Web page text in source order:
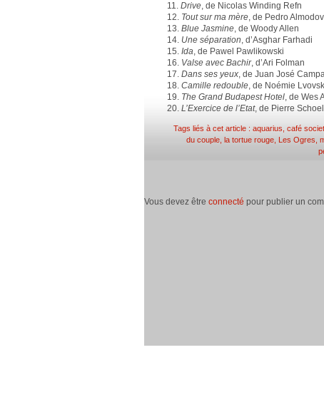
11. Drive, de Nicolas Winding Refn
12. Tout sur ma mère, de Pedro
13. Blue Jasmine, de Woody Allen
14. Une séparation, d’Asghar Farhadi
15. Ida, de Pawel Pawlikowski
16. Valse avec Bachir, d’Ari Folman
17. Dans ses yeux, de Juan José
18. Camille redouble, de Noémie
19. The Grand Budapest Hotel, de Wes
20. L’Exercice de l’Etat, de Pierre
Tags liés à cet article : aquarius café
du couple la tortue rouge Les Ogres
Vous devez être connecté pour publier un